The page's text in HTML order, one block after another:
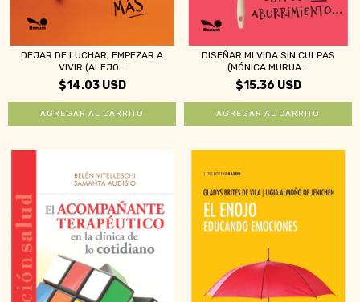
DEJAR DE LUCHAR, EMPEZAR A
VIVIR (ALEJO...
$14.03 USD
DISEÑAR MI VIDA SIN CULPAS
(MÓNICA MURUA...
$15.36 USD